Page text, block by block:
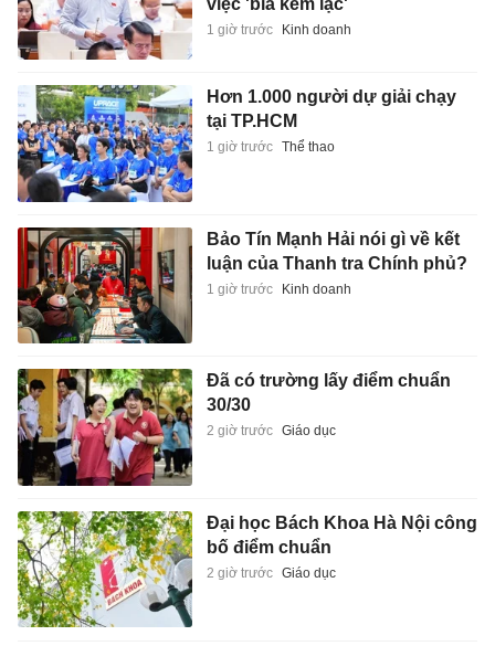
1 giờ trước Kinh doanh
Hơn 1.000 người dự giải chạy
tại TP.HCM
1 giờ trước Thể thao
Bảo Tín Mạnh Hải nói gì về kết
luận của Thanh tra Chính phủ?
1 giờ trước Kinh doanh
Đã có trường lấy điểm chuẩn
30/30
2 giờ trước Giáo dục
Đại học Bách Khoa Hà Nội công
bố điểm chuẩn
2 giờ trước Giáo dục